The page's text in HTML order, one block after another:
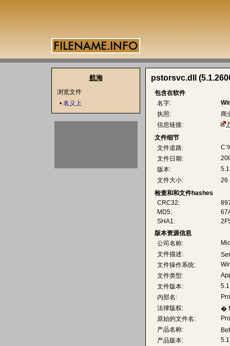
pstorsvc.dll
包含在软件
名字:
执照:
商
信息链接:
文件细节
文件道路:
文件日期:
版本:
文件大小:
检查和和文件hashes
CRC32:
MD5:
SHA1:
版本资源信息
公司名称:
文件描述:
文件操作系统:
文件类型:
文件版本:
内部名:
法律版权:
�
原始的文件名:
产品名称:
产品版本:
航海
浏览文件
• 名义上